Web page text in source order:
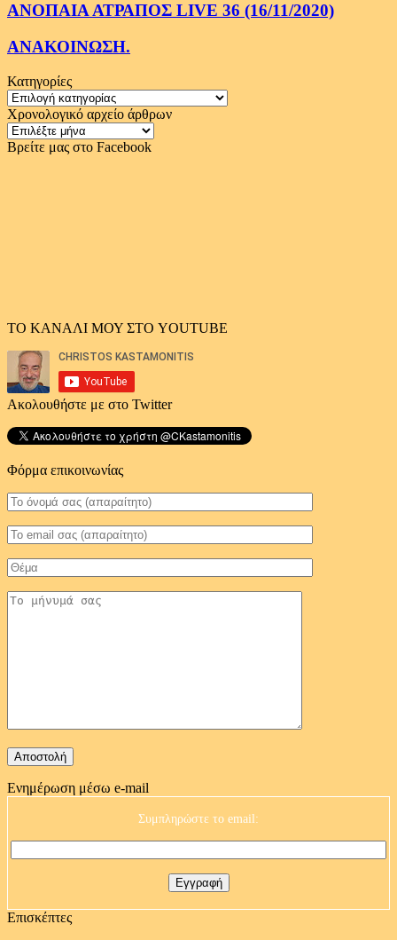
ΑΝΟΠΑΙΑ ΑΤΡΑΠΟΣ LIVE 36 (16/11/2020)
ΑΝΑΚΟΙΝΩΣΗ.
Κατηγορίες
Κατηγορίες
Χρονολογικό αρχείο άρθρων
Χρονολογικό
αρχείο
Βρείτε μας στο Facebook
ΤΟ ΚΑΝΑΛΙ ΜΟΥ ΣΤΟ YOUTUBE
Ακολουθήστε με στο Twitter
Φόρμα επικοινωνίας
Ενημέρωση μέσω e-mail
Συμπληρώστε το email:
Επισκέπτες